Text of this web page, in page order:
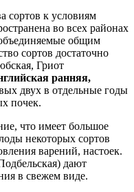
сортов к условиям
во всех районах
общим
сортов достаточно
Гриот
ранняя,
двух в отдельные годы
почек.
что имеет большое
некоторых сортов
варений, настоек.
дают
в свежем виде.